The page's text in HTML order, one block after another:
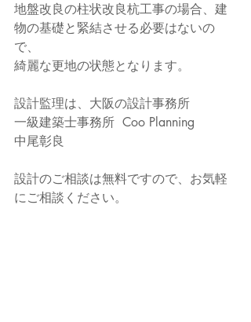
地盤改良の柱状改良杭工事の場合、建
物の基礎と緊結させる必要はないの
で、
綺麗な更地の状態となります。
設計監理は、大阪の設計事務所
一級建築士事務所  Coo Planning
中尾彰良
設計のご相談は無料ですので、お気軽
にご相談ください。